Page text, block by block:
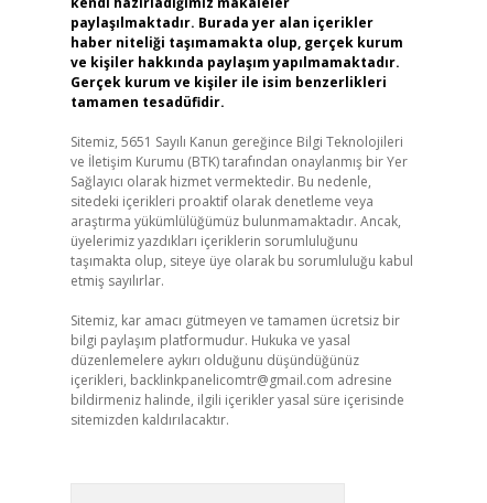
paylaşılmaktadır. Burada yer alan içerikler
haber niteliği taşımamakta olup, gerçek kurum
ve kişiler hakkında paylaşım yapılmamaktadır.
Gerçek kurum ve kişiler ile isim benzerlikleri
tamamen tesadüfidir.
Sitemiz, 5651 Sayılı Kanun gereğince Bilgi Teknolojileri
ve İletişim Kurumu (BTK) tarafından onaylanmış bir Yer
Sağlayıcı olarak hizmet vermektedir. Bu nedenle,
sitedeki içerikleri proaktif olarak denetleme veya
araştırma yükümlülüğümüz bulunmamaktadır. Ancak,
üyelerimiz yazdıkları içeriklerin sorumluluğunu
taşımakta olup, siteye üye olarak bu sorumluluğu kabul
etmiş sayılırlar.
Sitemiz, kar amacı gütmeyen ve tamamen ücretsiz bir
bilgi paylaşım platformudur. Hukuka ve yasal
düzenlemelere aykırı olduğunu düşündüğünüz
içerikleri, backlinkpanelicomtr@gmail.com adresine
bildirmeniz halinde, ilgili içerikler yasal süre içerisinde
sitemizden kaldırılacaktır.